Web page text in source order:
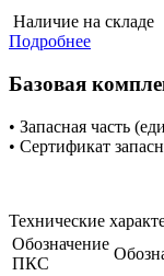
Наличие на складе
Подробнее
Базовая
• Запасная часть
• Сертификат
Технические
Обозначение
ПКС